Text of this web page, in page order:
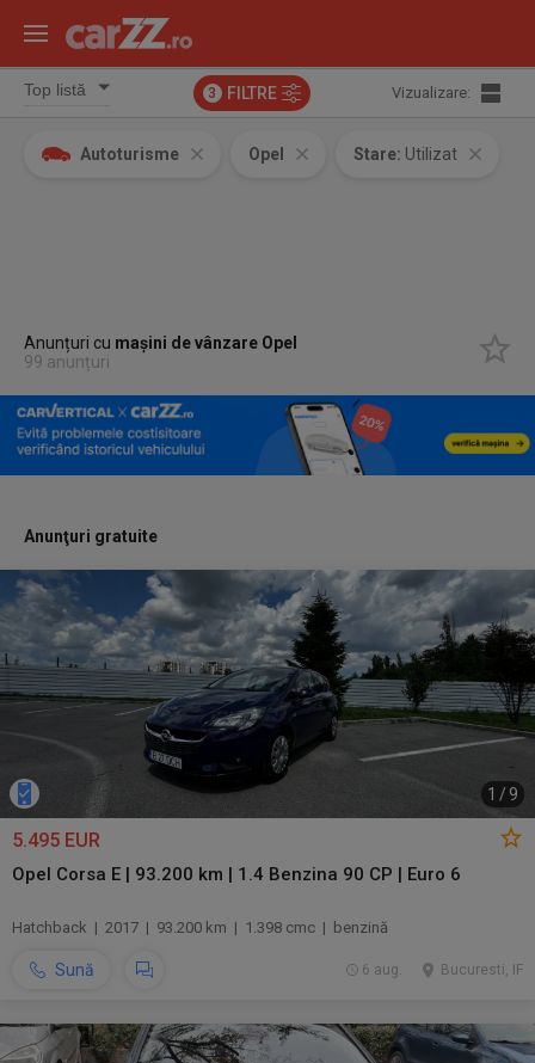
3 FILTRE Vizualizare:
Autoturisme Opel Stare: Utilizat
Anunțuri cu mașini de vânzare Opel
99 anunțuri
Anunţuri gratuite
1 / 9
5.495 EUR
Opel Corsa E | 93.200 km | 1.4 Benzina 90 CP | Euro 6
Hatchback | 2017 | 93.200 km | 1.398 cmc | benzină
Sună Bucuresti, IF
6 aug.